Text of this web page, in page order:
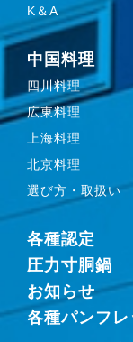
K＆A
中国料理
四川料理
広東料理
上海料理
北京料理
選び方・取扱い
各種認定
圧力寸胴鍋
お知らせ
各種パンフレ